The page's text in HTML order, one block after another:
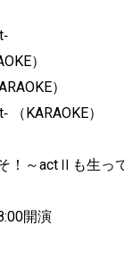
）
）
KARAOKE）
！～actⅡも生っ
開演